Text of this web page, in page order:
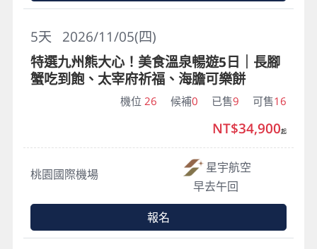
2026/11/05(四)
5天
特選九州熊大心！美食溫泉暢遊5日｜長腳
蟹吃到飽、太宰府祈福、海膽可樂餅
機位 26 候補0 已售9 可售16
桃園國際機場
星宇航空
早去午回
NT$34,900起
報名